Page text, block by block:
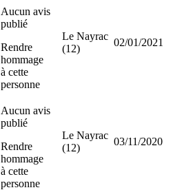
Aucun avis
publié
Rendre
hommage
à cette
personne
Le Nayrac
(12)
02/01/2021
Aucun avis
publié
Rendre
hommage
à cette
personne
Le Nayrac
(12)
03/11/2020